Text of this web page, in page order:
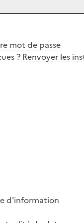
mot de passe
? Renvoyer les
d'information